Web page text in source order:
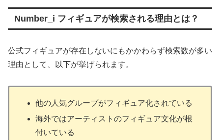
Number_i フィギュアが検索される理由とは？
公式フィギュアが存在しないにもかかわらず検索数が多い
理由として、以下が挙げられます。
他の人気グループがフィギュア化されている
海外ではアーティストのフィギュア文化が根
付いている